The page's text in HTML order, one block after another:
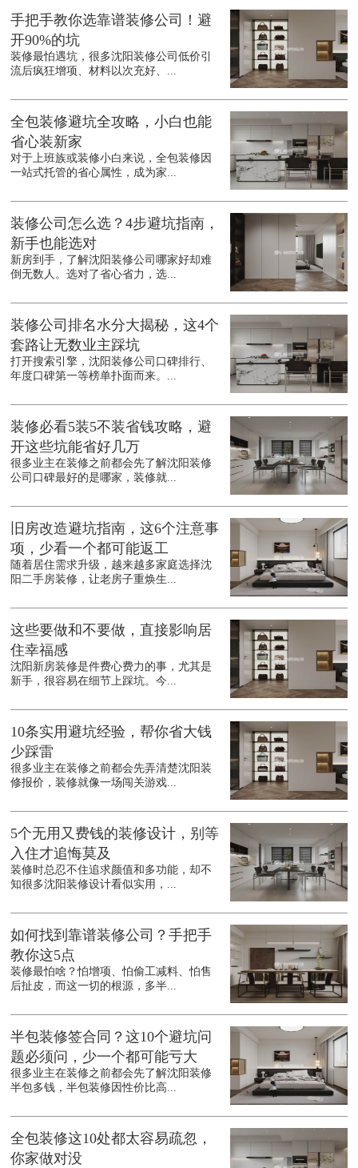
手把手教你选靠谱装修公司！避
开90%的坑
装修最怕遇坑，很多沈阳装修公司低价引
流后疯狂增项、材料以次充好、...
全包装修避坑全攻略，小白也能
省心装新家
对于上班族或装修小白来说，全包装修因
一站式托管的省心属性，成为家...
装修公司怎么选？4步避坑指南，
新手也能选对
新房到手，了解沈阳装修公司哪家好却难
倒无数人。选对了省心省力，选...
装修公司排名水分大揭秘，这4个
套路让无数业主踩坑
打开搜索引擎，沈阳装修公司口碑排行、
年度口碑第一等榜单扑面而来。...
装修必看5装5不装省钱攻略，避
开这些坑能省好几万
很多业主在装修之前都会先了解沈阳装修
公司口碑最好的是哪家，装修就...
旧房改造避坑指南，这6个注意事
项，少看一个都可能返工
随着居住需求升级，越来越多家庭选择沈
阳二手房装修，让老房子重焕生...
这些要做和不要做，直接影响居
住幸福感
沈阳新房装修是件费心费力的事，尤其是
新手，很容易在细节上踩坑。今...
10条实用避坑经验，帮你省大钱
少踩雷
很多业主在装修之前都会先弄清楚沈阳装
修报价，装修就像一场闯关游戏...
5个无用又费钱的装修设计，别等
入住才追悔莫及
装修时总忍不住追求颜值和多功能，却不
知很多沈阳装修设计看似实用，...
如何找到靠谱装修公司？手把手
教你这5点
装修最怕啥？怕增项、怕偷工减料、怕售
后扯皮，而这一切的根源，多半...
半包装修签合同？这10个避坑问
题必须问，少一个都可能亏大
很多业主在装修之前都会先了解沈阳装修
半包多钱，半包装修因性价比高...
全包装修这10处都太容易疏忽，
你家做对没